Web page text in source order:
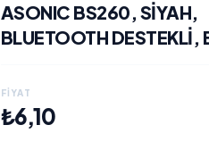
ASONIC BS260, SIYAH,
BLUETOOTH DESTEKLI,
180KG A KADAR ÖLÇME.
FIYAT
₺6,10